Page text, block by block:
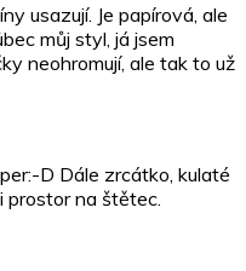
usazují. Je papírová, ale
můj styl, já jsem
neohromují, ale tak to už
D Dále zrcátko, kulaté
na štětec.